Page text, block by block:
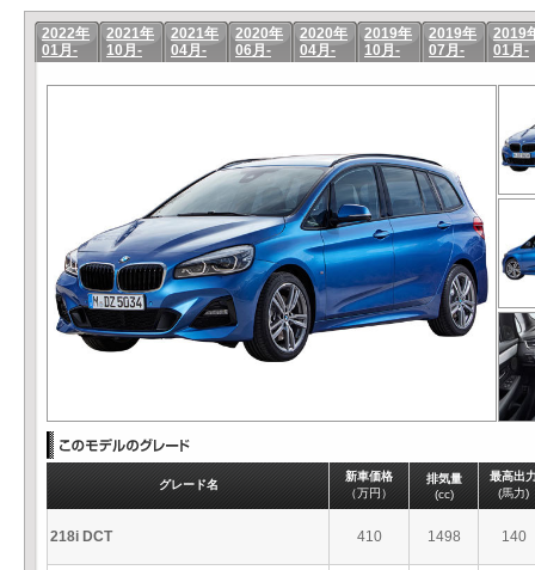
2022年
01月-
2021年
10月-
2021年
04月-
2020年
06月-
2020年
04月-
2019年
10月-
2019年
07月-
2019
01月-
グレード名
新車価格
（万円）
排気量
(cc)
最高出
(馬力)
218i DCT 410 1498 140